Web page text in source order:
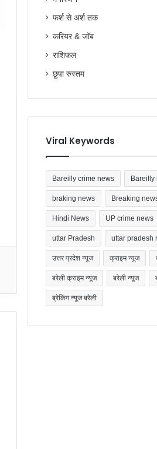
Bareilly crime news Bareilly
braking news Breaking
Hindi News UP crime news
uttar Pradesh uttar pradesh
उत्तर प्रदेश न्यूज क्राइम न्यूज
बरेली क्राइम न्यूज बरेली न्यूज
ब्रेकिंग न्यूज बरेली